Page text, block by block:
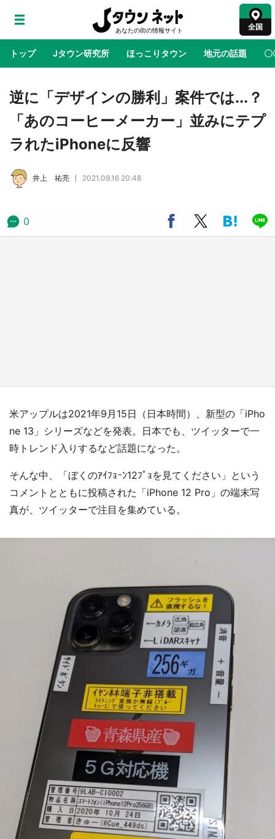
全国
トップ Jタウン研究所 ほっこりタウン 地元の話題 〇
地域×二次元 絶景 あの時はありがとう 物語がはじ
アニメ『はたらく細胞』と神奈川県の3度目コ
ラボ 作品の世界観通じて「小児がん」学べる
逆に「デザインの勝利」案件では...？
「あのコーヒーメーカー」並みにテプ
ラれたiPhoneに反響
井上 祐亮 2021.09.16 20:48
0
米アップルは2021年9月15日（日本時間）、新型の「iPho
ne 13」シリーズなどを発表。日本でも、ツイッターで一
時トレンド入りするなど話題になった。
そんな中、「ぼくのｱｲﾌｮｰﾝ12ﾌﾟｮを見てください」という
コメントとともに投稿された「iPhone 12 Pro」の端末写
真が、ツイッターで注目を集めている。